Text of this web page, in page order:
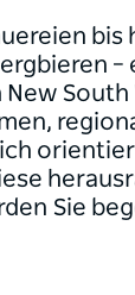
bis
–
South
Sie